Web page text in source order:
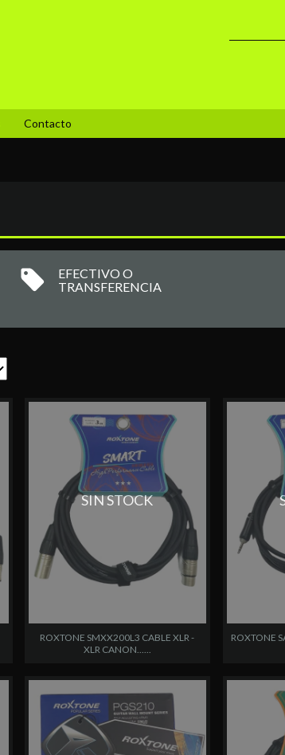
Contacto
EFECTIVO O
TRANSFERENCIA
SIN STOCK
ROXTONE SMXX200L3 CABLE XLR -
XLR CANON......
ROXTONE